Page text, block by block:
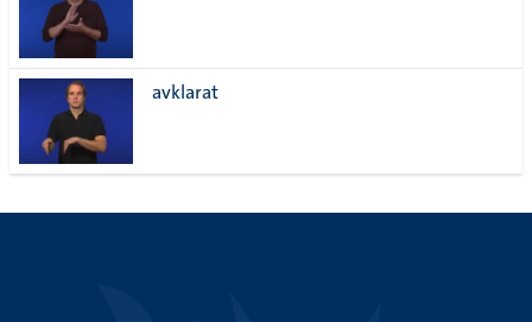
avklarat